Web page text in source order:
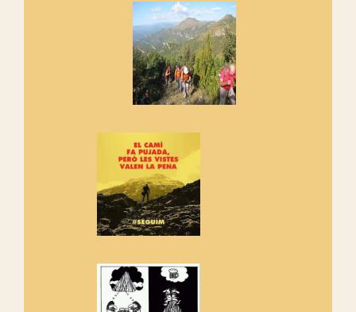
Si no podem caminar, alguna
cosa hem de fer...
Els Centpeus signen el
Manifest a favor dels Camins
Si ets una entitat o associació
adhereix-te al manifest!
Rebem un diploma dels
Amics de Sant Aniol d'Aguja
Els Centpeus estem implicats
de l'entorn de Sant Aniol